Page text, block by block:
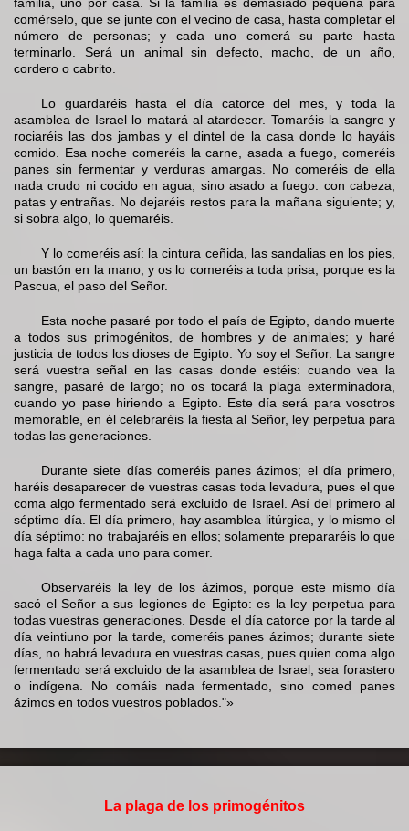
familia, uno por casa. Si la familia es demasiado pequeña para
comérselo, que se junte con el vecino de casa, hasta completar el
número de personas; y cada uno comerá su parte hasta
terminarlo. Será un animal sin defecto, macho, de un año,
cordero o cabrito.
Lo guardaréis hasta el día catorce del mes, y toda la
asamblea de Israel lo matará al atardecer. Tomaréis la sangre y
rociaréis las dos jambas y el dintel de la casa donde lo hayáis
comido. Esa noche comeréis la carne, asada a fuego, comeréis
panes sin fermentar y verduras amargas. No comeréis de ella
nada crudo ni cocido en agua, sino asado a fuego: con cabeza,
patas y entrañas. No dejaréis restos para la mañana siguiente; y,
si sobra algo, lo quemaréis.
Y lo comeréis así: la cintura ceñida, las sandalias en los pies,
un bastón en la mano; y os lo comeréis a toda prisa, porque es la
Pascua, el paso del Señor.
Esta noche pasaré por todo el país de Egipto, dando muerte
a todos sus primogénitos, de hombres y de animales; y haré
justicia de todos los dioses de Egipto. Yo soy el Señor. La sangre
será vuestra señal en las casas donde estéis: cuando vea la
sangre, pasaré de largo; no os tocará la plaga exterminadora,
cuando yo pase hiriendo a Egipto. Este día será para vosotros
memorable, en él celebraréis la fiesta al Señor, ley perpetua para
todas las generaciones.
Durante siete días comeréis panes ázimos; el día primero,
haréis desaparecer de vuestras casas toda levadura, pues el que
coma algo fermentado será excluido de Israel. Así del primero al
séptimo día. El día primero, hay asamblea litúrgica, y lo mismo el
día séptimo: no trabajaréis en ellos; solamente prepararéis lo que
haga falta a cada uno para comer.
Observaréis la ley de los ázimos, porque este mismo día
sacó el Señor a sus legiones de Egipto: es la ley perpetua para
todas vuestras generaciones. Desde el día catorce por la tarde al
día veintiuno por la tarde, comeréis panes ázimos; durante siete
días, no habrá levadura en vuestras casas, pues quien coma algo
fermentado será excluido de la asamblea de Israel, sea forastero
o indígena. No comáis nada fermentado, sino comed panes
ázimos en todos vuestros poblados."»
La plaga de los primogénitos